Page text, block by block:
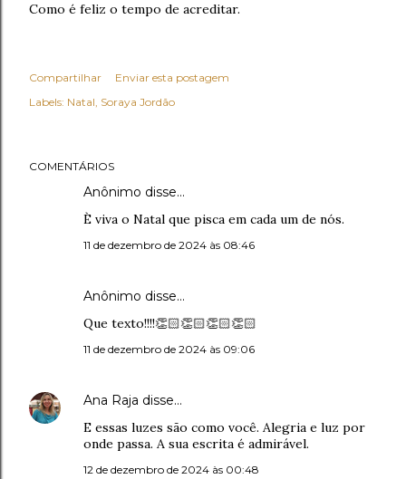
Como é feliz o tempo de acreditar.
Compartilhar
Enviar esta postagem
Labels: Natal Soraya Jordão
COMENTÁRIOS
Anônimo disse…
È viva o Natal que pisca em cada um de nós.
11 de dezembro de 2024 às 08:46
Anônimo disse…
Que texto!!!!👏🏻👏🏻👏🏻👏🏻
11 de dezembro de 2024 às 09:06
Ana Raja disse…
E essas luzes são como você. Alegria e luz por
onde passa. A sua escrita é admirável.
12 de dezembro de 2024 às 00:48